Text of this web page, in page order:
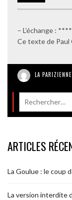
– L’échange :
Ce texte de Paul
LA PARIZIENNE
ARTICLES
La Goulue : le coup
La version interdite